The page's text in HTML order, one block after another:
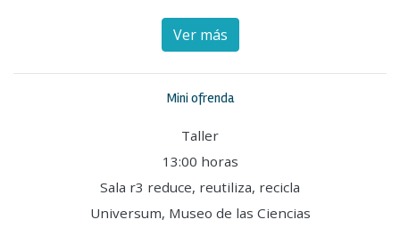
Ver más
Mini ofrenda
Taller
13:00 horas
Sala r3 reduce, reutiliza, recicla
Universum, Museo de las Ciencias